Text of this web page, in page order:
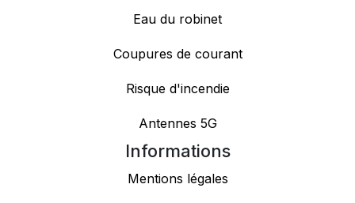
Eau du robinet
Coupures de courant
Risque d'incendie
Antennes 5G
Informations
Mentions légales